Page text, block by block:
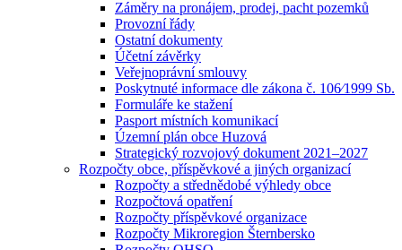
Záměry na pronájem, prodej, pacht pozemků
Provozní řády
Ostatní dokumenty
Účetní závěrky
Veřejnoprávní smlouvy
Poskytnuté informace dle zákona č. 106⁄1999 Sb.
Formuláře ke stažení
Pasport místních komunikací
Územní plán obce Huzová
Strategický rozvojový dokument 2021–2027
Rozpočty obce, příspěvkové a jiných organizací
Rozpočty a střednědobé výhledy obce
Rozpočtová opatření
Rozpočty příspěvkové organizace
Rozpočty Mikroregion Šternbersko